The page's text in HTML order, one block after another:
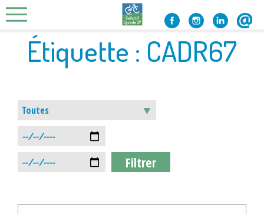
Skip
to
contentÉtiquette : CADR67